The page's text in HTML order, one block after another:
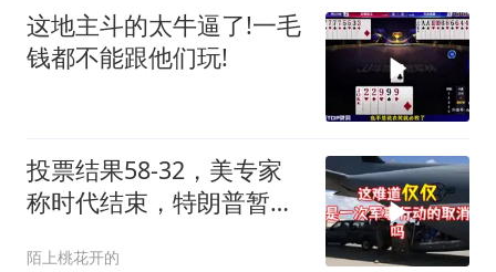
这地主斗的太牛逼了!一毛
钱都不能跟他们玩!
投票结果58-32，美专家
称时代结束，特朗普暂不
陌上桃花开的